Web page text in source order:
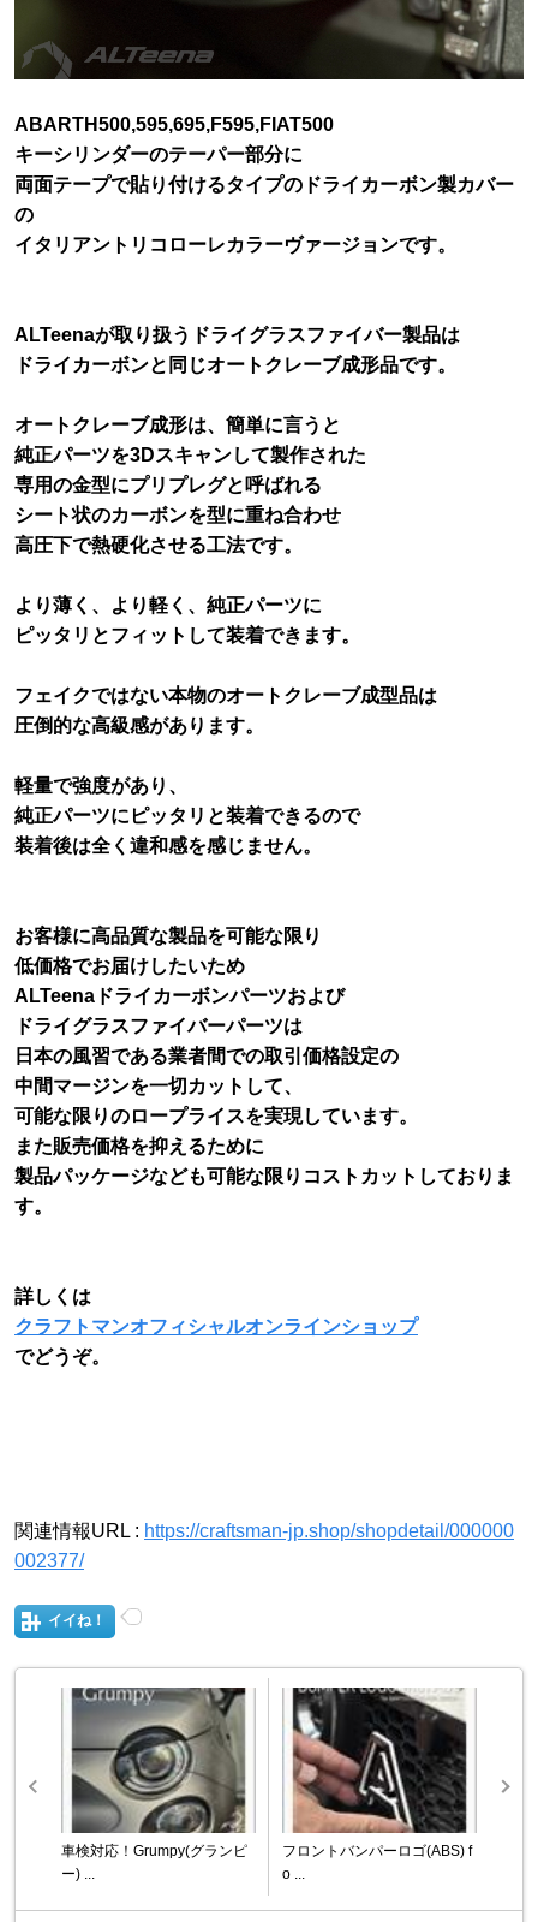
ABARTH500,595,695,F595,FIAT500
キーシリンダーのテーパー部分に
両面テープで貼り付けるタイプのドライカーボン製カバー
の
イタリアントリコローレカラーヴァージョンです。
ALTeenaが取り扱うドライグラスファイバー製品は
ドライカーボンと同じオートクレーブ成形品です。
オートクレーブ成形は、簡単に言うと
純正パーツを3Dスキャンして製作された
専用の金型にプリプレグと呼ばれる
シート状のカーボンを型に重ね合わせ
高圧下で熱硬化させる工法です。
より薄く、より軽く、純正パーツに
ピッタリとフィットして装着できます。
フェイクではない本物のオートクレーブ成型品は
圧倒的な高級感があります。
軽量で強度があり、
純正パーツにピッタリと装着できるので
装着後は全く違和感を感じません。
お客様に高品質な製品を可能な限り
低価格でお届けしたいため
ALTeenaドライカーボンパーツおよび
ドライグラスファイバーパーツは
日本の風習である業者間での取引価格設定の
中間マージンを一切カットして、
可能な限りのロープライスを実現しています。
また販売価格を抑えるために
製品パッケージなども可能な限りコストカットしておりま
す。
詳しくは
クラフトマンオフィシャルオンラインショップ
でどうぞ。
関連情報URL : https://craftsman-jp.shop/shopdetail/000000
002377/
イイね！
車検対応！Grumpy(グランピ
ー) ...
フロントバンパーロゴ(ABS) f
o ...